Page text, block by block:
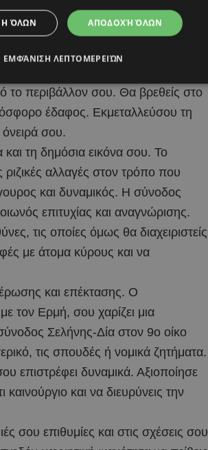
υποσχέσεις και κοινωνική
σου χαρίζει μια τρομερή
προβλήματα στη δουλειά ή την
και των φιλικών σχέσεων
το περιβάλλον σου. Θα βρεθείς στο
έδαφος. Εκμεταλλεύσου τη
όνειρά σου.
και τη δημόσια εικόνα σου. Το
αλλαγές στον τρόπο που
και δυναμικός. Η σύνοδος
επιτυχίας και αναγνώρισης.
τις οποίες όμως θα διαχειριστείς
με άτομα κύρους και να
και επέκτασης. Ο
τον Ερμή, σου χαρίζει μια
Σελήνης-Δία στον 9ο οίκο
τις σπουδές ή νομικά ζητήματα.
επιστρέφει δυναμικά. Αξιοποίησε
και να διευρύνεις την
σου επιθυμίες και στις σχέσεις σου
ΑΠΟΔΟΧΉ ΌΛΩΝ
ΌΛΩΝ
ΕΜΦΆΝΙΣΗ ΛΕΠΤΟΜΕΡΕΙΏΝ